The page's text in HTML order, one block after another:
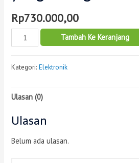
Rp730.000,00
Tambah Ke Keranjang
Kategori:Elektronik
Ulasan (0)
Ulasan
Belum ada ulasan.